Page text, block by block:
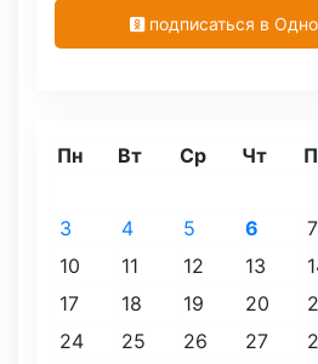
подписаться в
Пн Вт Ср Чт
3
4 5 6 7
10
11 12 13
17
18 19 20
24
25 26 27